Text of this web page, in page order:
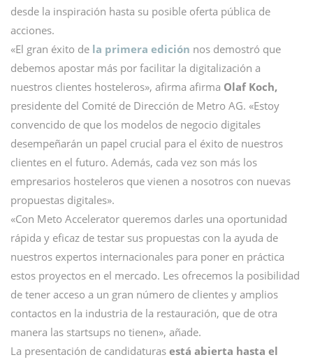
desde la inspiración hasta su posible oferta pública de
acciones.
«El gran éxito de la primera edición nos demostró que
debemos apostar más por facilitar la digitalización a
nuestros clientes hosteleros», afirma afirma Olaf Koch,
presidente del Comité de Dirección de Metro AG. «Estoy
convencido de que los modelos de negocio digitales
desempeñarán un papel crucial para el éxito de nuestros
clientes en el futuro. Además, cada vez son más los
empresarios hosteleros que vienen a nosotros con nuevas
propuestas digitales».
«Con Meto Accelerator queremos darles una oportunidad
rápida y eficaz de testar sus propuestas con la ayuda de
nuestros expertos internacionales para poner en práctica
estos proyectos en el mercado. Les ofrecemos la posibilidad
de tener acceso a un gran número de clientes y amplios
contactos en la industria de la restauración, que de otra
manera las startsups no tienen», añade.
La presentación de candidaturas está abierta hasta el